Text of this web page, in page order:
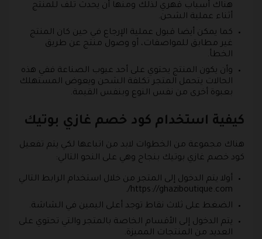
هناك أسباب قهري لذلك ومنها أن يحدث تلف للمنتج
أثناء عملية الشحن.
كما يمكن أيضا قبول عملية الإرجاع في حين كان المنتج
غير مطابق للمواصفات، أو وصول منتج عن طريق
الخطأ.
وأن يكون المنتج يحتوي على أحد عيوب الصناعة ففي هذه
الحالات يتحمل المتجر تكلفة الشحن ويعوض المستهلك
بعبوة أخرى من نفس النوع وبنفس القيمة.
كيفية استخدام كود خصم غازي بوتيك
هناك مجموعة من الخطوات لابد من اتباعها لكي يتم تفعيل
كود خصم غازي بوتيك بنجاح وهي على النحو التالي:
أولا يتم الدخول إلى المتجر من خلال استخدام الرابط التالي
https://ghaziboutique.com/.
الضغط على ثلاث نقاط توجد أعلى اليمين في الشاشة.
يتم الدخول إلى الأقسام الخاصة بالمتجر والتي تحتوي على
العديد من المنتجات المميزة.